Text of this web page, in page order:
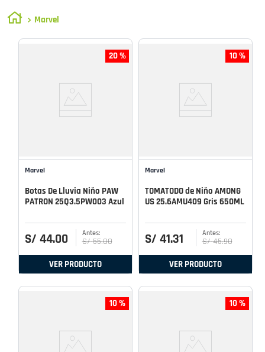
Marvel
20 %
Marvel
Botas De Lluvia Niño PAW
PATRON 25Q3.5PW003 Azul
S/ 44.00 S/ 55.00
VER PRODUCTO
10 %
Marvel
TOMATODO de Niño AMONG
US 25.6AMU409 Gris 650ML
S/ 41.31 S/ 45.90
VER PRODUCTO
10 % 10 %